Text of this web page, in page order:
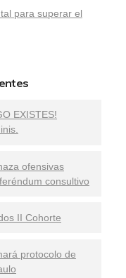
para superar el
EXISTES!
ofensivas
consultivo
II Cohorte
protocolo de